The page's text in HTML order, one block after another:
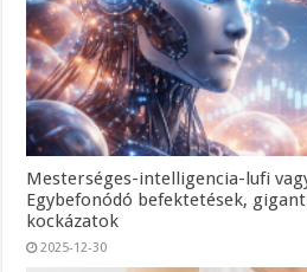
Mesterséges-intelligencia-lufi
Egybefonódó befektetések,
kockázatok
2025-12-30